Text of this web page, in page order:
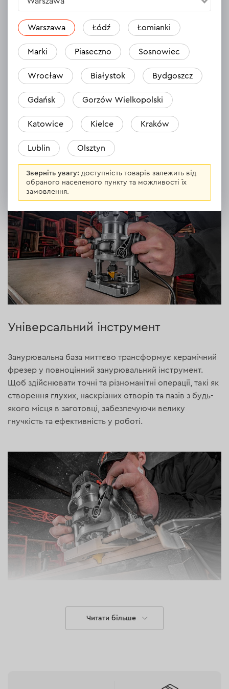
Чи є в комплекті копіювальний чохол?
Перекладено автоматично
Показати оригінал коментаря
Відповісти 1 відповідь
ВСІ ВІДГУКИ
Опис
База до багатофункціонального фрезера
Dnipro-M RB-7P
Універсальний інструмент
Занурювальна база миттєво трансформує керамічний
фрезер у повноцінний занурювальний інструмент.
Щоб здійснювати точні та різноманітні операції, такі як
створення глухих, наскрізних отворів та пазів з будь-
якого місця в заготовці, забезпечуючи велику
гнучкість та ефективність у роботі.
Глибинний обмежувач з мікроналаштуванням
швидко змінювати глибину фрезерування протягом
Читати більше
Warszawa Łódź Łomianki
Marki Piaseczno Sosnowiec
Wrocław Białystok Bydgoszcz
Gdańsk Gorzów Wielkopolski
Katowice Kielce Kraków
Lublin Olsztyn
Зверніть увагу: доступність товарів залежить від
обраного населеного пункту та можливості їх
замовлення.